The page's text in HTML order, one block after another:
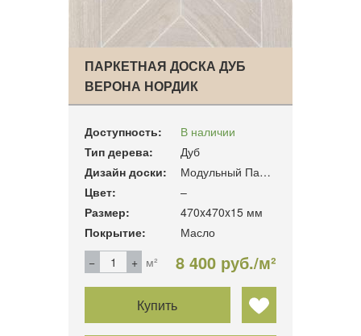
ПАРКЕТНАЯ ДОСКА ДУБ
ВЕРОНА НОРДИК
Доступность:
В наличии
Тип дерева:
Дуб
Дизайн доски:
Модульный Паркет
Цвет:
–
Размер:
470x470x15 мм
Покрытие:
Масло
м²
8 400 руб./м²
Купить